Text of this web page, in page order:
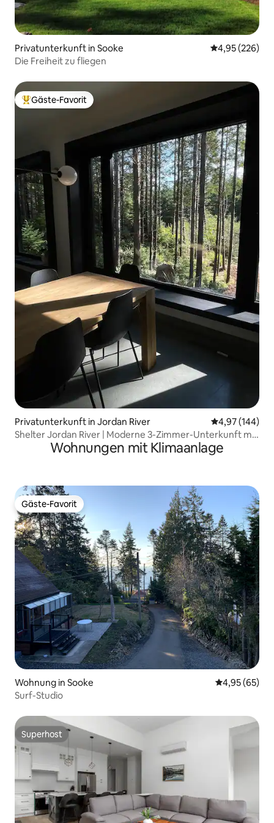
Privatunterkunft in Sooke
4,95 (226)
Die Freiheit zu fliegen
Beliebter Gäste-Favorit.
Gäste-Favorit
Privatunterkunft in Jordan River
4,97 (144)
Shelter Jordan River | Moderne 3-Zimmer-Unterkunft mit
WaldblickWohnungen mit Klimaanlage
Gäste-Favorit
Gäste-Favorit
Wohnung in Sooke
4,95 (65)
Surf-Studio
Superhost
Superhost